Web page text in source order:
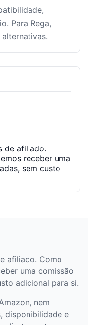
Para Rega,
de afiliado.
receber uma
sem custo
afiliado. Como
uma comissão
adicional para si.
nem
disponibilidade e